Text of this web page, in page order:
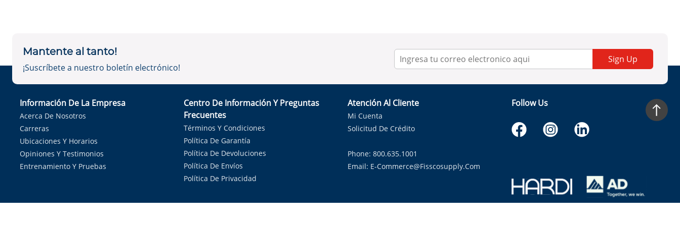
Mantente al tanto!
¡Suscríbete a nuestro boletín electrónico!
Sign Up
Información De La Empresa
Acerca De Nosotros
Carreras
Ubicaciones Y Horarios
Opiniones Y Testimonios
Entrenamiento Y Pruebas
Centro De Información Y Preguntas
Frecuentes
Términos Y Condiciones
Política De Garantía
Política De Devoluciones
Política De Envíos
Política De Privacidad
Atención Al Cliente
Mi Cuenta
Solicitud De Crédito
Phone: 800.635.1001
Email: E-Commerce@fisscosupply.com
Follow Us